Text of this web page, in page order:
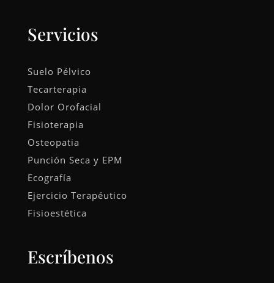
Servicios
Suelo Pélvico
Tecarterapia
Dolor Orofacial
Fisioterapia
Osteopatia
Punción Seca y EPM
Ecografía
Ejercicio Terapéutico
Fisioestética
Escríbenos